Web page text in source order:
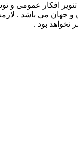
افکار عمومی و
و جهان می باشد .
نخواهد بود .